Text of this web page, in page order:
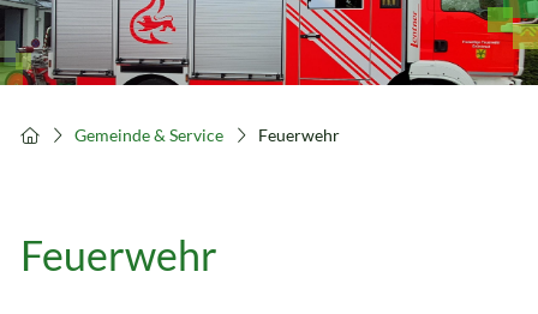
Gemeinde & Service Feuerwehr
Feuerwehr